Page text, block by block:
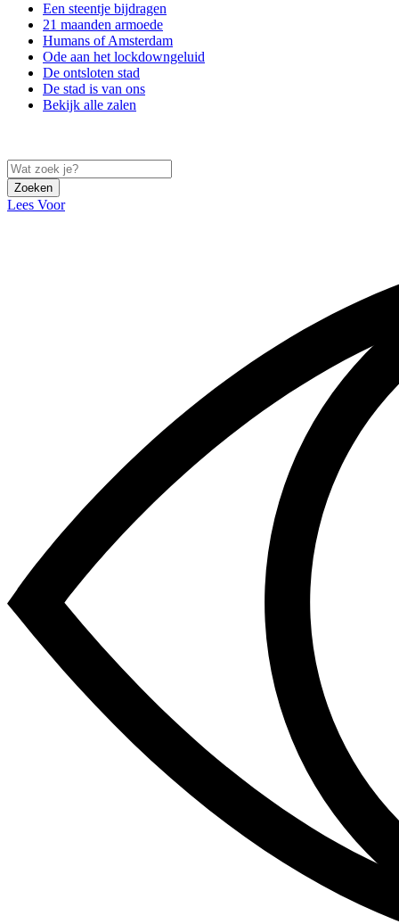
Een steentje bijdragen
21 maanden armoede
Humans of Amsterdam
Ode aan het lockdowngeluid
De ontsloten stad
De stad is van ons
Bekijk alle zalen
Zoeken
Lees Voor